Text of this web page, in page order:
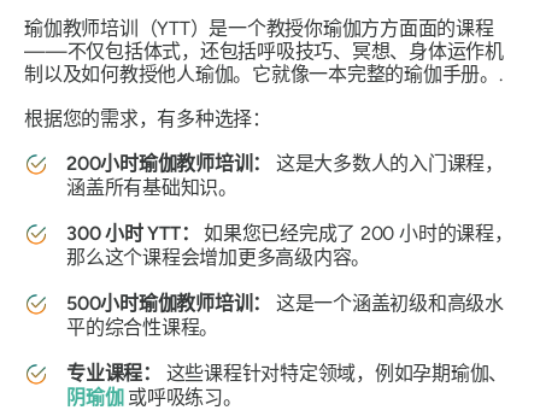
瑜伽教师培训（YTT）是一个教授你瑜伽方方面面的课程
——不仅包括体式，还包括呼吸技巧、冥想、身体运作机
制以及如何教授他人瑜伽。它就像一本完整的瑜伽手册。.
根据您的需求，有多种选择：
200小时瑜伽教师培训：
这是大多数人的入门课程，
涵盖所有基础知识。
300 小时 YTT：
如果您已经完成了 200 小时的课程，
那么这个课程会增加更多高级内容。
500小时瑜伽教师培训：
这是一个涵盖初级和高级水
平的综合性课程。
专业课程：
这些课程针对特定领域，例如孕期瑜伽、
阴瑜伽或呼吸练习。